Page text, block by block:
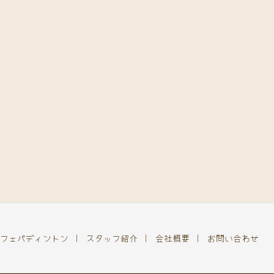
ェパディントン スタッフ紹介 会社概要 お問い合わせ